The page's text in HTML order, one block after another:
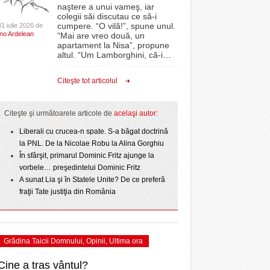
Dumbrăvița și-au
regular
- 22
Poli pierde primul
divizionarei din
Timişoara intră în a treia zi de sărbătoare.
Programul de astăzi - acum 2 zile
Un concert de zile mari a încheiat prima zi a
Timișoara City Celebration/Foto- 1 August 2026
proiectelor derulate de instituție din fonduri
europene/FOTO- 11 December 2025
ANAF oferă persoanelor fizice posibilitatea să
beneficieze de Declarația Unică 212
2025
View all
CLIPURI VIDEO
JOCURI ONLINE
DIVERSE
FARMACII DIN
GRĂDINIŢE DIN TIMIŞ
PRIMĂRIILE DIN TIMIŞ
SFATUL MEDICULUI
SFATURI JURIDICE
iulie 2026 de
Ardelean
naştere a unui vameş, iar
colegii săi discutau ce să-i
cumpere. “O vilă!”, spune unul.
“Mai are vreo două, un
apartament la Nisa”, propune
altul. “Um Lamborghini, că-i
Citeşte tot articolul
Citeşte şi următoarele articole de acelaşi autor:
Liberali cu crucea-n spate. S-a băgat doctrină
la PNL. De la Nicolae Robu la Alina Gorghiu
În sfârşit, primarul Dominic Fritz ajunge la
vorbele… preşedintelui Dominic Fritz
A sunat Lia şi în Statele Unite? De ce preferă
fraţii Tate justiţia din România
Grădina Taicii Domnului, Opinii, Ultima ora
a tras vântul?